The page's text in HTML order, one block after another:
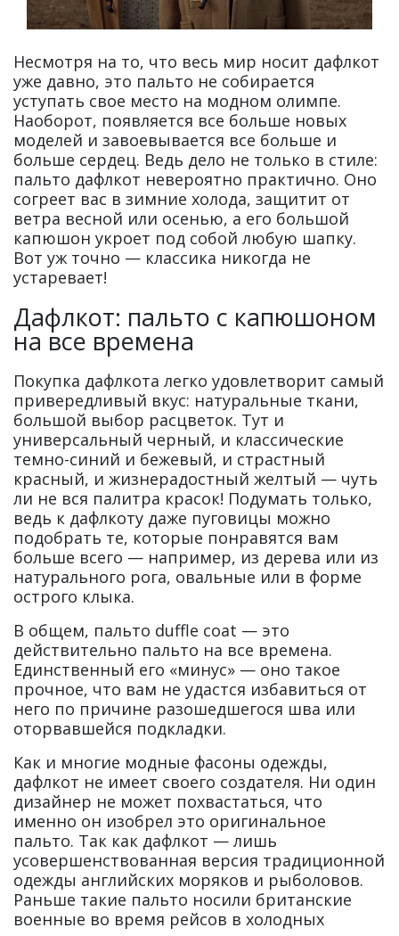
Несмотря на то, что весь мир носит дафлкот
уже давно, это пальто не собирается
уступать свое место на модном олимпе.
Наоборот, появляется все больше новых
моделей и завоевывается все больше и
больше сердец. Ведь дело не только в стиле:
пальто дафлкот невероятно практично. Оно
согреет вас в зимние холода, защитит от
ветра весной или осенью, а его большой
капюшон укроет под собой любую шапку.
Вот уж точно — классика никогда не
устаревает!
Дафлкот: пальто с капюшоном
на все времена
Покупка дафлкота легко удовлетворит самый
привередливый вкус: натуральные ткани,
большой выбор расцветок. Тут и
универсальный черный, и классические
темно-синий и бежевый, и страстный
красный, и жизнерадостный желтый — чуть
ли не вся палитра красок! Подумать только,
ведь к дафлкоту даже пуговицы можно
подобрать те, которые понравятся вам
больше всего — например, из дерева или из
натурального рога, овальные или в форме
острого клыка.
В общем, пальто duffle coat — это
действительно пальто на все времена.
Единственный его «минус» — оно такое
прочное, что вам не удастся избавиться от
него по причине разошедшегося шва или
оторвавшейся подкладки.
Как и многие модные фасоны одежды,
дафлкот не имеет своего создателя. Ни один
дизайнер не может похвастаться, что
именно он изобрел это оригинальное
пальто. Так как дафлкот — лишь
усовершенствованная версия традиционной
одежды английских моряков и рыболовов.
Раньше такие пальто носили британские
военные во время рейсов в холодных